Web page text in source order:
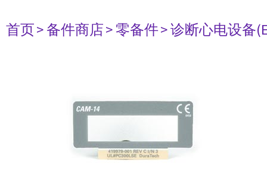
首页> 备件商店> 零备件> 诊断心电设备